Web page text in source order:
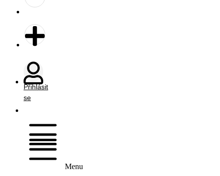
Přihlásit
se
Menu